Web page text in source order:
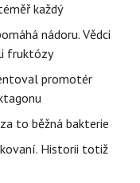
každý
nádoru. Vědci
fruktózy
promotér
to běžná bakterie
Historii totiž